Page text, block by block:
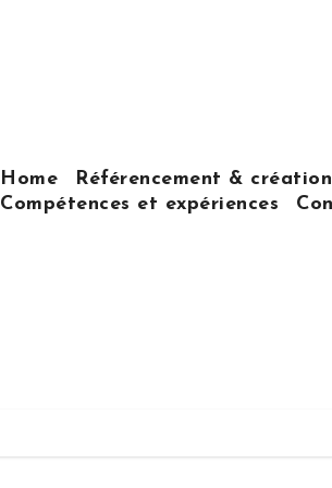
Home Référencement &
Compétences et expériences